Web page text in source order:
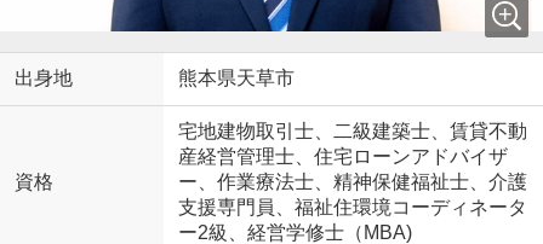
出身地 熊本県天草市
資格
宅地建物取引士、二級建築士、賃貸不動
産経営管理士、住宅ローンアドバイザ
ー、作業療法士、精神保健福祉士、介護
支援専門員、福祉住環境コーディネータ
ー2級、経営学修士（MBA)